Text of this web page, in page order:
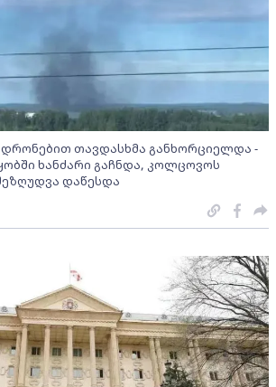
დრონებით თავდასხმა განხორციელდა -
ხანძარი გაჩნდა, კოლცოვოს
დაწესდა